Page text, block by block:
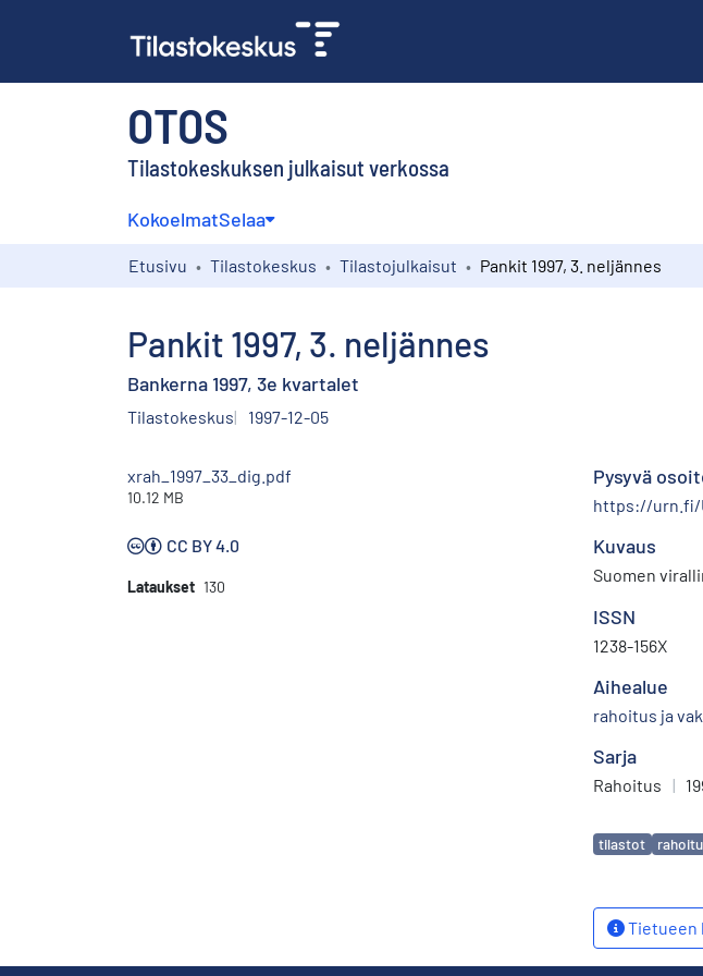
OTOS
Tilastokeskuksen julkaisut verkossa
KokoelmatSelaa
Etusivu Tilastokeskus Tilastojulkaisut Pankit 1997, 3. neljännes
Pankit 1997, 3. neljännes
Bankerna 1997, 3e kvartalet
Tilastokeskus 1997-12-05
xrah_1997_33_dig.pdf
10.12 MB
CC BY 4.0
Lataukset 130
Pysyvä
https://urn.fi/
Kuvaus
Suomen
ISSN
1238-156X
Aihealue
rahoitus ja
Sarja
Rahoitus |
Avainsanat
tilastot
Tietueen